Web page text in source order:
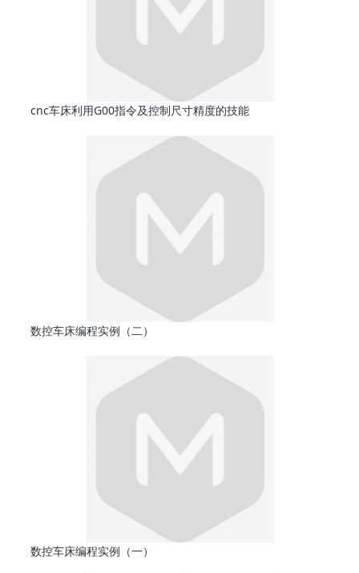
cnc车床利用G00指令及控制尺寸精度的技能
数控车床编程实例（二）
数控车床编程实例（一）